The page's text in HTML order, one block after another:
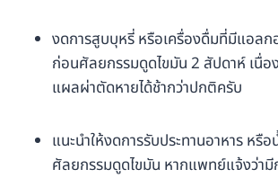
งดการสูบบุหรี่ หรือเครื่องดื่มที่มีแอล
ก่อนศัลยกรรมดูดไขมัน 2 สัปดาห์ เนื่อ
แผลผ่าตัดหายได้ช้ากว่าปกติครับ
แนะนำให้งดการรับประทานอาหาร หรือ
ศัลยกรรมดูดไขมัน หากแพทย์แจ้งว่ามี